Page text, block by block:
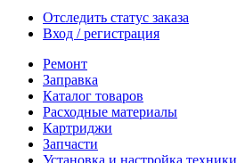
Отследить статус заказа
Вход / регистрация
Ремонт
Заправка
Каталог товаров
Расходные материалы
Картриджи
Запчасти
Установка и настройка техники